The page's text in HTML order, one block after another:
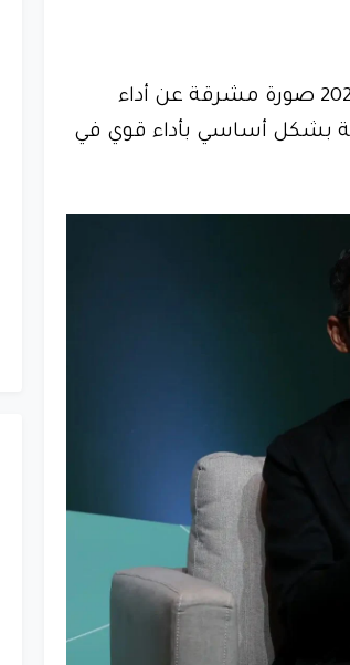
قدم تقرير أرباح جوجل للربع الثاني من عام 2024 صورة مشرقة عن أداء
بشكل أساسي بأداء قوي في